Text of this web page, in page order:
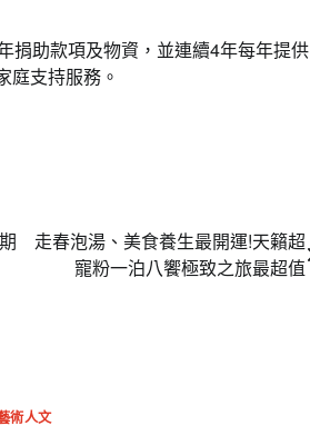
捐助款項及物資，並連續4年每年提供
庭支持服務。
走春泡湯、美食養生最開運!天籟超
寵粉一泊八饗極致之旅最超值
術人文